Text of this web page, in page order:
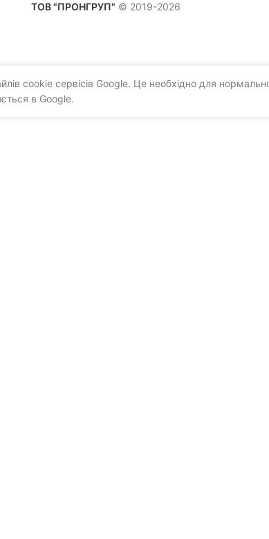
ТОВ "ПРОНГРУП" © 2019-2026
cookie сервісів Google. Це необхідно для
в Google.